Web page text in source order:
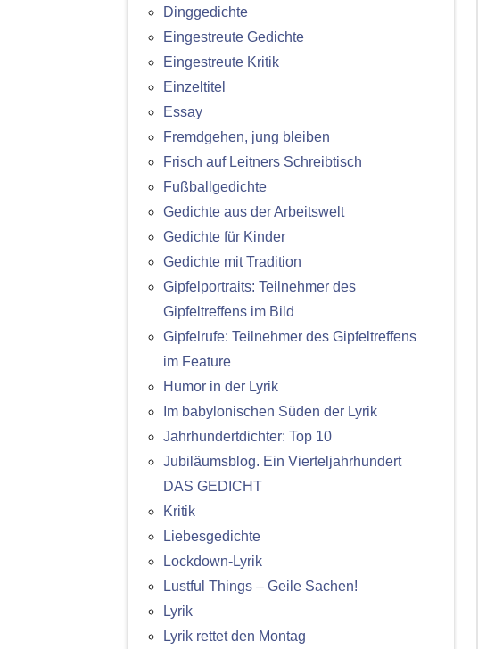
Dinggedichte
Eingestreute Gedichte
Eingestreute Kritik
Einzeltitel
Essay
Fremdgehen, jung bleiben
Frisch auf Leitners Schreibtisch
Fußballgedichte
Gedichte aus der Arbeitswelt
Gedichte für Kinder
Gedichte mit Tradition
Gipfelportraits: Teilnehmer des
Gipfeltreffens im Bild
Gipfelrufe: Teilnehmer des Gipfeltreffens
im Feature
Humor in der Lyrik
Im babylonischen Süden der Lyrik
Jahrhundertdichter: Top 10
Jubiläumsblog. Ein Vierteljahrhundert
DAS GEDICHT
Kritik
Liebesgedichte
Lockdown-Lyrik
Lustful Things – Geile Sachen!
Lyrik
Lyrik rettet den Montag